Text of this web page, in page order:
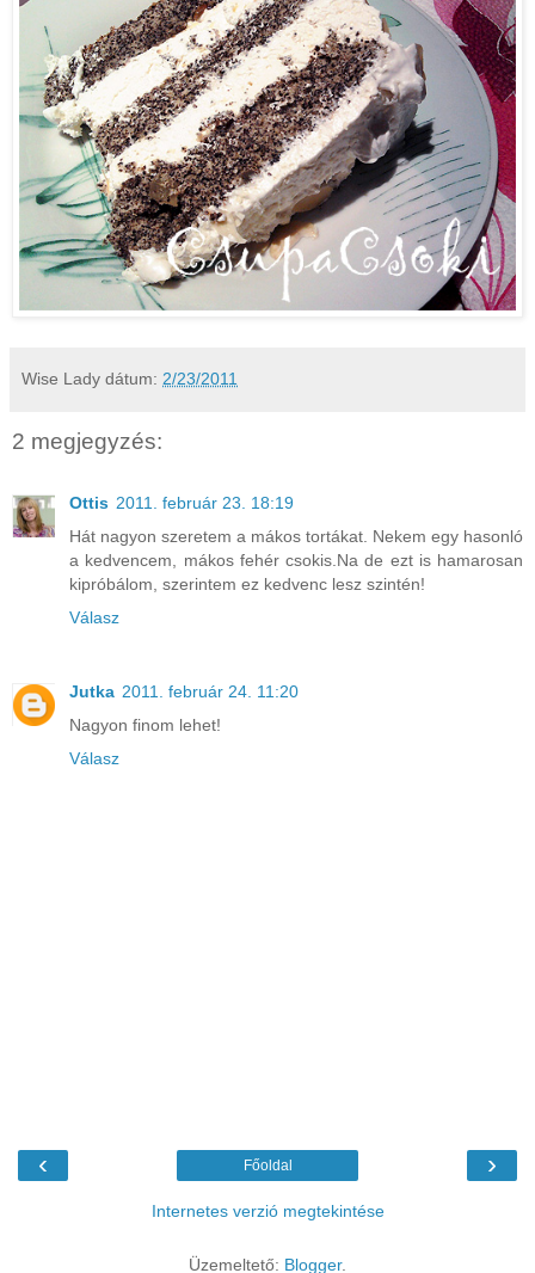
Wise Lady dátum: 2/23/2011
2 megjegyzés:
Ottis 2011. február 23. 18:19
Hát nagyon szeretem a mákos tortákat. Nekem egy hasonló
a kedvencem, mákos fehér csokis.Na de ezt is hamarosan
kipróbálom, szerintem ez kedvenc lesz szintén!
Válasz
Jutka 2011. február 24. 11:20
Nagyon finom lehet!
Válasz
‹ ›
Főoldal
Internetes verzió megtekintése
Üzemeltető: Blogger.